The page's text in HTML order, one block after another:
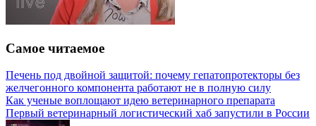
Самое читаемое
Печень под двойной защитой: почему гепатопротекторы без
желчегонного компонента работают не в полную силу
Как ученые воплощают идею ветеринарного препарата
Первый ветеринарный логистический хаб запустили в России